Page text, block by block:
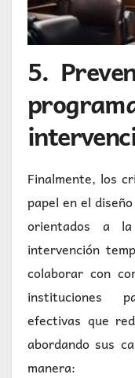
5.
Finalmente, los
papel en el
orientados a
intervención
colaborar con
instituciones
efectivas que
abordando sus
manera: